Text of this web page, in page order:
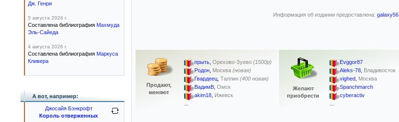
Информация об издании предоставлена: galaxy56
Продают,
меняют
прыть, Орехово-Зуево (1500р)
Родон, Москва (новая)
Гвардеец, Таллин (400 новая)
ВадимВ, Омск
akim18, Ижевск
Желают
приобрести
Evggor87
Aleks-78, Владивосток
vighed, Москва
Spanchmarch
cyberactiv
Дж. Генри
5 августа 2026 г.
Составлена библиография Махмуда
Эль-Сайеда
4 августа 2026 г.
Составлена библиография Маркуса
Кливера
А вот, например:
Джосайя Бэнкрофт
Король отверженных